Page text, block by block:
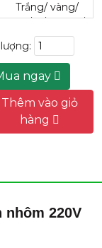
Trắng/ vàng/
đỏ/ lá/ dương/
RGB
Điện áp đầu
vào: (AC)
110V-220V 50-
60Hz
Điện áp làm
việc: DC 220V
10W
2835, 5630,
ngay
Thêm vào giỏ
hàng
220V